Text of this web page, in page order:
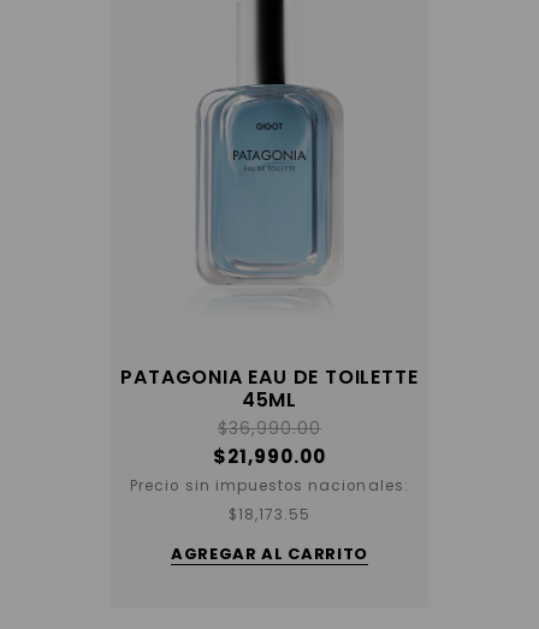
PATAGONIA EAU DE TOILETTE
45ML
$36,990.00
$21,990.00
Precio sin impuestos nacionales:
$18,173.55
AGREGAR AL CARRITO